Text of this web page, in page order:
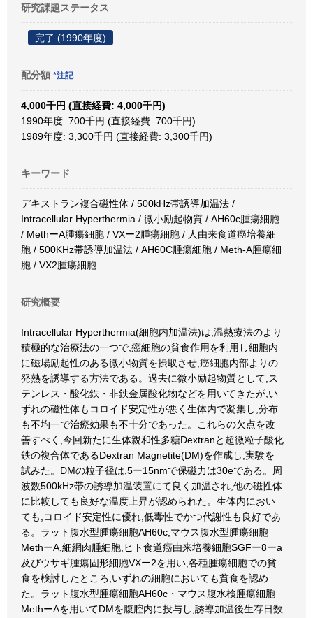
研究課題ステータス
完了 (1990年度)
配分額 *注記
4,000千円 (直接経費: 4,000千円)
1990年度: 700千円 (直接経費: 700千円)
1989年度: 3,300千円 (直接経費: 3,300千円)
キーワード
デキストラン複合磁性体 / 500kHz帯誘導加温法 /
Intracellular Hyperthermia / 微小励起物質 / AH60c腫瘍細胞
/ MethーA腫瘍細胞 / VXー2腫瘍細胞 / 人由来食道癌培養細
胞 / 500KHz帯誘導加温法 / AH60C腫瘍細胞 / Meth-A腫瘍細
胞 / VX2腫瘍細胞
研究概要
Intracellular Hyperthermia(細胞内加温法)は,温熱療法のより
積極的な治療法の一つで,癌細胞の貧食作用を利用し細胞内
に磁場励起性のある微小物質を摂取させ,癌細胞内部よりの
発熱を誘導する方法である。過去に微小励起物質として,ス
テンレス・酸化鉄・非鉄金属酸化物などを用いてきたが,い
ずれの磁性体もコロイド安定性が悪く生体内で凝集し,分布
も不均一で治療効果も不十分であった。これらの欠点を改
善すべく,今回新たに生体親和性多糖Dextranと超微粒子酸化
鉄の複合体であるDextran Magnetite(DM)を作成し,実験を
試みた。DMの粒子径は,5ー15nmで保磁力は30eである。周
波数500kHz帯の誘導加温装置にて良く加温され,他の磁性体
に比較しても良好な温度上昇が認められた。生体内におい
ても,コロイド安定性に優れ,低毒性でかつ代謝性も良好であ
る。ラット腹水型腫瘍細胞AH60c,マウス腹水型腫瘍細胞
MethーA,細網肉腫細胞,ヒト食道癌由来培養細胞SGFー8ーa
及びウサギ腫瘍固形細胞VXー2を用い,各種腫瘍細胞での貧
食を検討したところ,いずれの細胞においても貧食を認め
た。ラット腹水型腫瘍細胞AH60c・マウス腹水検腫瘍細胞
MethーAを用いてDMを腹腔内に投与し,誘導加温後生存日数